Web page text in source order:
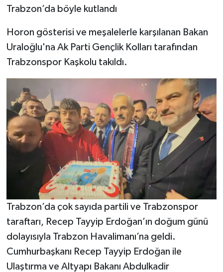
Trabzon’da böyle kutlandı
Horon gösterisi ve meşalelerle karşılanan Bakan
Uraloğlu'na Ak Parti Gençlik Kolları tarafından
Trabzonspor Kaşkolu takıldı.
Trabzon’da çok sayıda partili ve Trabzonspor
taraftarı, Recep Tayyip Erdoğan’ın doğum günü
dolayısıyla Trabzon Havalimanı’na geldi.
Cumhurbaşkanı Recep Tayyip Erdoğan ile
Ulaştırma ve Altyapı Bakanı Abdulkadir